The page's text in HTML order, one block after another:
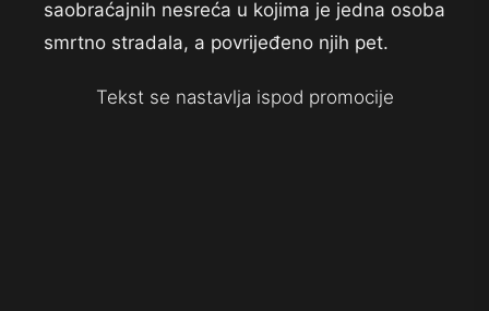
saobraćajnih nesreća u kojima je jedna osoba
smrtno stradala, a povrijeđeno njih pet.
Tekst se nastavlja ispod promocije